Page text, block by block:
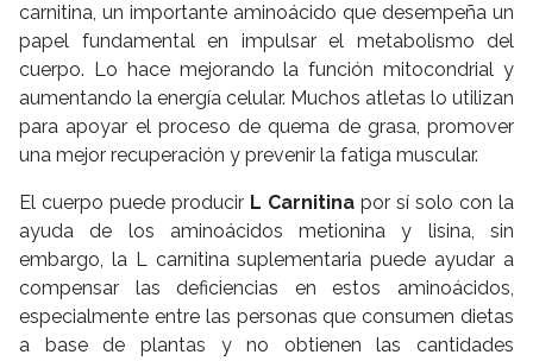
carnitina, un importante aminoácido que desempeña un
papel fundamental en impulsar el metabolismo del
cuerpo. Lo hace mejorando la función mitocondrial y
aumentando la energía celular. Muchos atletas lo utilizan
para apoyar el proceso de quema de grasa, promover
una mejor recuperación y prevenir la fatiga muscular.
El cuerpo puede producir L Carnitina por sí solo con la
ayuda de los aminoácidos metionina y lisina, sin
embargo, la L carnitina suplementaria puede ayudar a
compensar las deficiencias en estos aminoácidos,
especialmente entre las personas que consumen dietas
a base de plantas y no obtienen las cantidades